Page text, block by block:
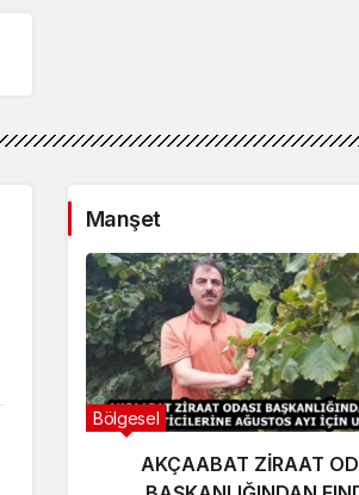
Manşet
Bölgesel
AKÇAABAT ZİRAAT